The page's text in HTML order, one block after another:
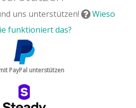
uns unterstützen!
Wieso
funktioniert das?
PayPal unterstützen